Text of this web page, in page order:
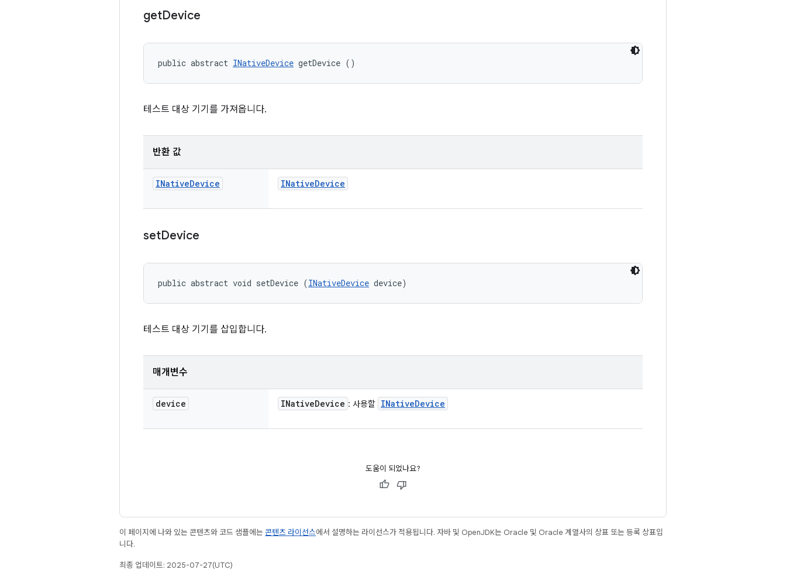
getDevice
public abstract INativeDevice getDevice ()
테스트 대상 기기를 가져옵니다.
반환 값
INativeDevice INativeDevice
setDevice
public abstract void setDevice (INativeDevice device)
테스트 대상 기기를 삽입합니다.
매개변수
device INativeDevice : 사용할 INativeDevice
도움이 되었나요?
이 페이지에 나와 있는 콘텐츠와 코드 샘플에는 콘텐츠 라이선스에서 설명하는 라이선스가 적용됩니다. 자바 및 OpenJDK는 Oracle 및 Oracle 계열사의 상표 또는 등록 상표입
니다.
최종 업데이트: 2025-07-27(UTC)